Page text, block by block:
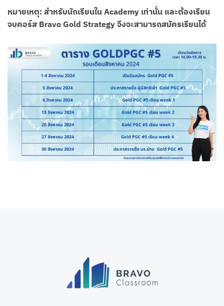
หมายเหตุ: สำหรับนักเรียนใน Academy เท่านั้น และต้องเรียน
จบคอร์ส Bravo Gold Strategy จึงจะสามารถสมัครเรียนได้